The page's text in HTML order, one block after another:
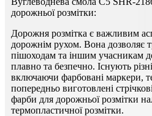
дорожньої розмітки:
Дорожня розмітка є важливим
дорожнім рухом. Вона дозволяє
пішоходам та іншим учасникам
плавно та безпечно. Існують
включаючи фарбовані маркери,
попередньо виготовлені
фарби для дорожньої розмітки
термопластичної розмітки.